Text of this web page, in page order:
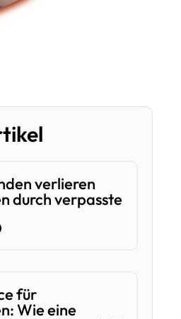
verlieren
durch verpasste
für
Wie eine